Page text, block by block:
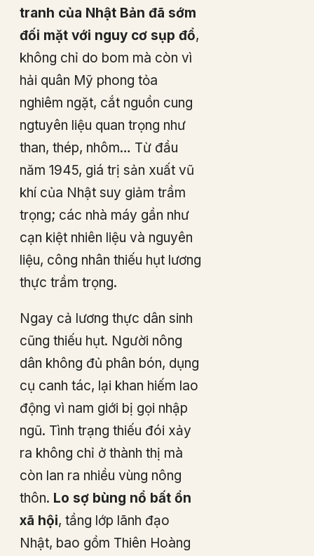
tranh của Nhật Bản đã sớm
đối mặt với nguy cơ sụp đổ,
không chỉ do bom mà còn vì
hải quân Mỹ phong tỏa
nghiêm ngặt, cắt nguồn cung
ngtuyên liệu quan trọng như
than, thép, nhôm… Từ đầu
năm 1945, giá trị sản xuất vũ
khí của Nhật suy giảm trầm
trọng; các nhà máy gần như
cạn kiệt nhiên liệu và nguyên
liệu, công nhân thiếu hụt lương
thực trầm trọng.
Ngay cả lương thực dân sinh
cũng thiếu hụt. Người nông
dân không đủ phân bón, dụng
cụ canh tác, lại khan hiếm lao
động vì nam giới bị gọi nhập
ngũ. Tình trạng thiếu đói xảy
ra không chỉ ở thành thị mà
còn lan ra nhiều vùng nông
thôn. Lo sợ bùng nổ bất ổn
xã hội, tầng lớp lãnh đạo
Nhật, bao gồm Thiên Hoàng